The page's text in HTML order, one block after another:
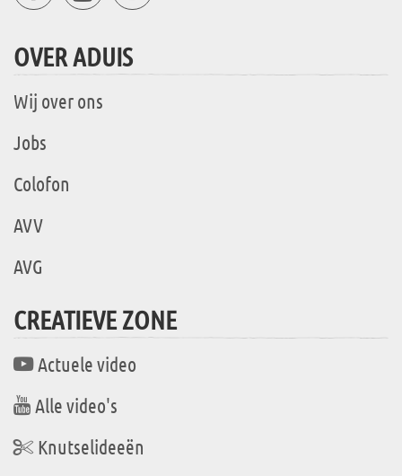
OVER ADUIS
Wij over ons
Jobs
Colofon
AVV
AVG
CREATIEVE ZONE
Actuele video
Alle video's
Knutselideeën